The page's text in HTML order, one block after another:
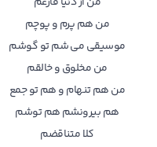
من هم پرم و پوچم
موسیقی می شم تو گوشم
من مخلوق و خالقم
من هم تنهام و هم تو جمع
هم بیرونشم هم توشم
کلا متناقضم